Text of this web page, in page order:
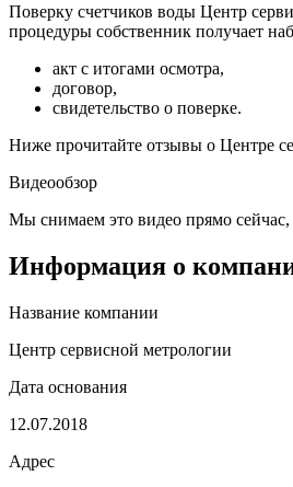
Поверку счетчиков воды Центр
процедуры собственник получает
акт с итогами осмотра,
договор,
свидетельство о поверке.
Ниже прочитайте отзывы о Центре
Видеообзор
Мы снимаем это видео прямо сейчас,
Информация о
Название компании
Центр сервисной метрологии
Дата основания
12.07.2018
Адрес